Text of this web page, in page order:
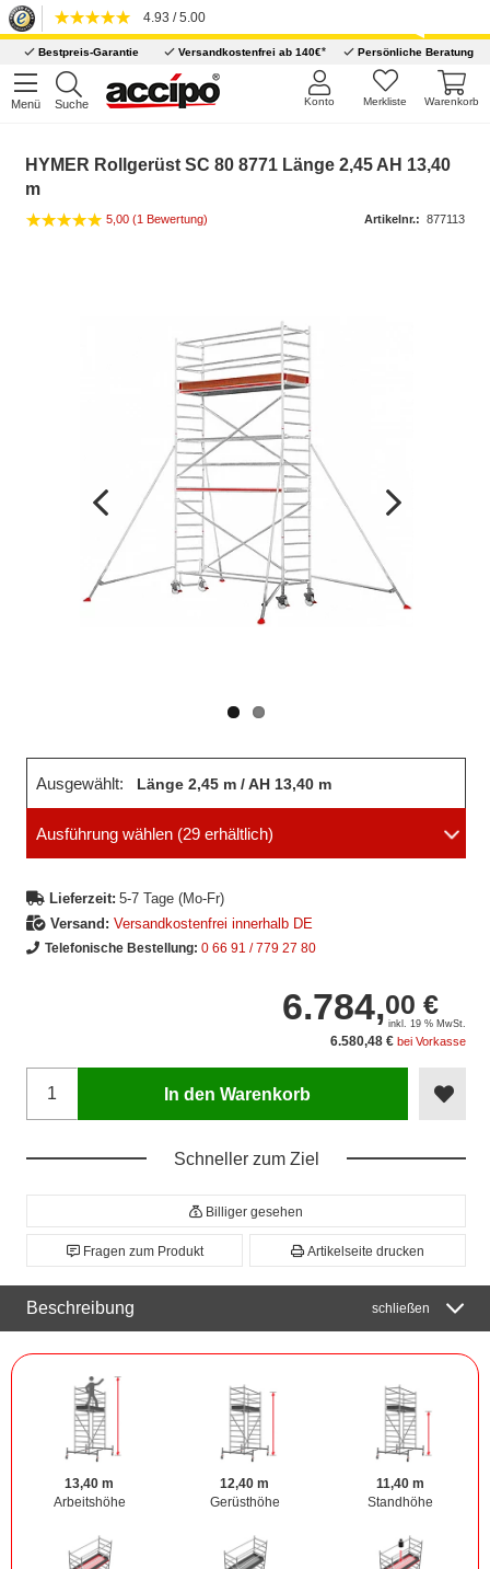
4.93 / 5.00
Bestpreis-Garantie Versandkostenfrei ab 140€* Persönliche Beratung
Menü Suche Warenkorb
Merkliste
Konto
HYMER Rollgerüst SC 80 8771 Länge 2,45 AH 13,40
m
5,00 (1 Bewertung) Artikelnr.: 877113
Vorheriges
Bild
Bild
Ausgewählt: Länge 2,45 m / AH 13,40 m
Ausführung wählen (29 erhältlich)
Lieferzeit: 5-7 Tage (Mo-Fr)
Versand: Versandkostenfrei innerhalb DE
Telefonische Bestellung: 0 66 91 / 779 27 80
6.784,00 €
inkl. 19 % MwSt.
6.580,48 € bei Vorkasse
In den Warenkorb
Schneller zum Ziel
Billiger gesehen
Fragen zum Produkt Artikelseite drucken
Beschreibung schließen
13,40 m
Arbeitshöhe
12,40 m
Gerüsthöhe
11,40 m
Standhöhe